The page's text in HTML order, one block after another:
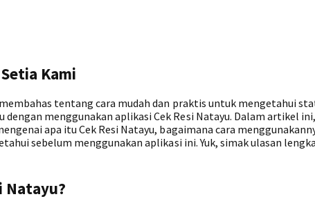
Kami
tentang cara mudah dan praktis untuk mengetahui
menggunakan aplikasi Cek Resi Natayu. Dalam artikel
apa itu Cek Resi Natayu, bagaimana cara
sebelum menggunakan aplikasi ini. Yuk, simak ulasan
Natayu?